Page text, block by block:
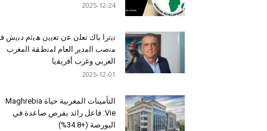
2025-12-24
ﺗﯾﺗرا ﺑﺎك ﺗﻌﻠن ﻋن ﺗﻌﯾﯾن ھﯾﺛم دﺑﯾش
ﻣﻧﺻب اﻟﻣدﯾر اﻟﻌﺎم ﻟﻣﻧطﻘﺔ اﻟﻣﻐرب
اﻟﻌرﺑﻲ وﻏرب أﻓرﯾﻘﯾﺎ
2025-12-01
التأمينات المغربية حياة Maghrebia
Vie: فاعل رائد بفرص صاعدة في
البورصة (+34.8%)